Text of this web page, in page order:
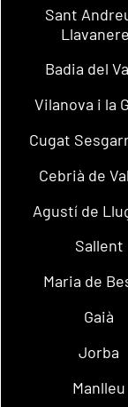
Sant
Badia del
Vilanova i la
Cugat
Cebrià de
Agustí de
Sallent
Maria de
Gaià
Jorba
Manlleu